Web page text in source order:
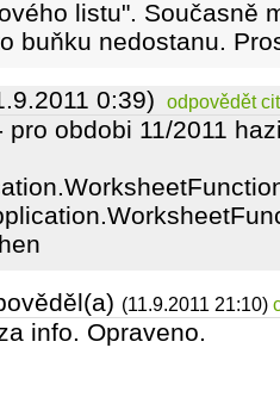
listu". Současně
buňku nedostanu.
0:39) odpovědět
pro obdobi 11/2011
(11.9.2011 21:10)
info. Opraveno.